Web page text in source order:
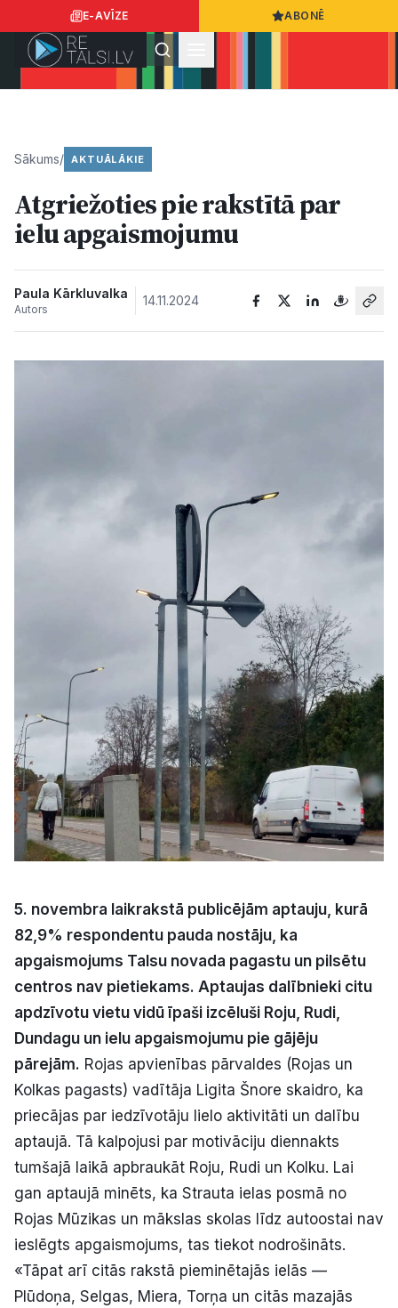
E-AVĪZE ABONĒ
Ziņas
Dzīvesstils
Vieta
Sludinājumi
Pasākumi
Reklāma
Politiskā reklāma
Par mums
Kontakti
Ziņo redakcijai
Facebook
E-avīze
Sākums/ AKTUĀLĀKIE
Atgriežoties pie rakstītā par
ielu apgaismojumu
Paula Kārkluvalka
Autors
14.11.2024
5. novembra laikrakstā publicējām aptauju, kurā
82,9% respondentu pauda nostāju, ka
apgaismojums Talsu novada pagastu un pilsētu
centros nav pietiekams. Aptaujas dalībnieki citu
apdzīvotu vietu vidū īpaši izcēluši Roju, Rudi,
Dundagu un ielu apgaismojumu pie gājēju
pārejām. Rojas apvienības pārvaldes (Rojas un
Kolkas pagasts) vadītāja Ligita Šnore skaidro, ka
priecājas par iedzīvotāju lielo aktivitāti un dalību
aptaujā. Tā kalpojusi par motivāciju diennakts
tumšajā laikā apbraukāt Roju, Rudi un Kolku. Lai
gan aptaujā minēts, ka Strauta ielas posmā no
Rojas Mūzikas un mākslas skolas līdz autoostai nav
ieslēgts apgaismojums, tas tiekot nodrošināts.
«Tāpat arī citās rakstā pieminētajās ielās —
Plūdoņa, Selgas, Miera, Torņa un citās mazajās